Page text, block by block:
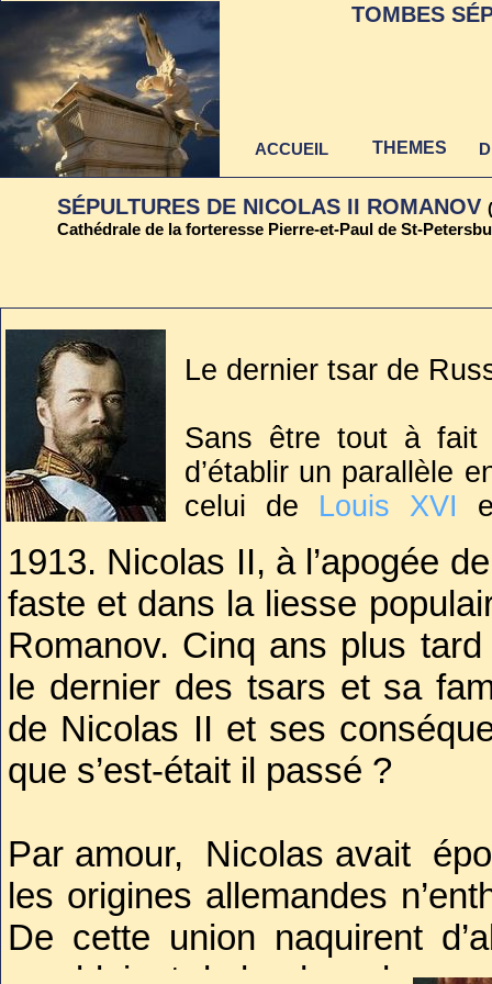
SÉPULTURES DE NICOLAS II ROMANOV
Cathédrale de la forteresse Pierre-et-Paul de St-
Le dernier tsar de
Sans être tout à fait
d’établir un parallèle
celui de Louis XVI
communs sont
préparation à
mariages respectifs
mort de personnes
1913. Nicolas II, à l’apogée
faste et dans la liesse
Romanov. Cinq ans plus
le dernier des tsars et sa
de Nicolas II et ses
que s’est-était il passé ?
Par amour, Nicolas avait
les origines allemandes
De cette union naquirent
au 22 juin 2021
TOMBES
ACCUEIL THEMES